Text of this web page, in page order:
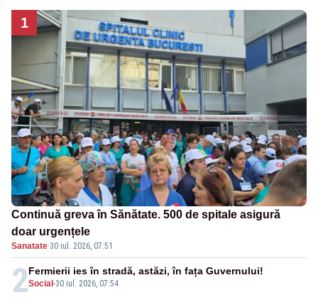
1
Continuă greva în Sănătate. 500 de spitale asigură
doar urgențele
Sanatate·30 iul. 2026, 07:51
2Social -30 iul. 2026, 07:54
Fermierii ies în stradă, astăzi, în fața Guvernului!